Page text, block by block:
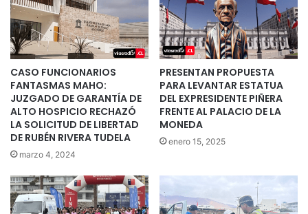
CASO FUNCIONARIOS
FANTASMAS MAHO:
JUZGADO DE GARANTÍA DE
ALTO HOSPICIO RECHAZÓ
LA SOLICITUD DE LIBERTAD
DE RUBÉN RIVERA TUDELA
marzo 4, 2024
PRESENTAN PROPUESTA
PARA LEVANTAR ESTATUA
DEL EXPRESIDENTE PIÑERA
FRENTE AL PALACIO DE LA
MONEDA
enero 15, 2025